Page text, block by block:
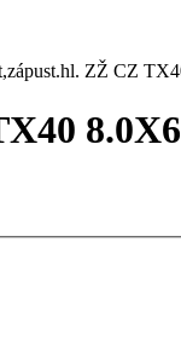
ZŽ CZ